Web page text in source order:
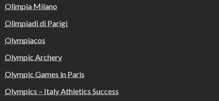
Olimpia Milano
Olimpiadi di Parigi
Olympiacos
Olympic Archery
Olympic Games in Paris
Olympics – Italy Athletics Success